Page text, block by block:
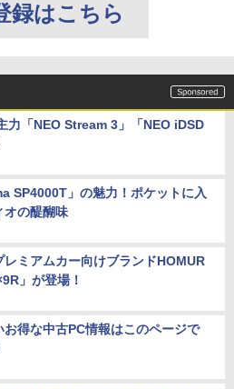
録はこちら
力「NEO Stream 3」「NEO iDSD
SP4000T」の魅力！ポケットに入
オの醍醐味
レミアムカー向けブランドHOMUR
」が登場！
お得な中古PC情報はこのページで